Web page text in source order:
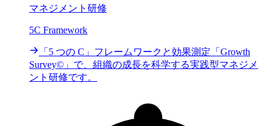
マネジメント研修
5C Framework
「5 つの C」フレームワークと効果測定「Growth
Survey©」で、組織の成長を科学する実践型マネジメ
ント研修です。